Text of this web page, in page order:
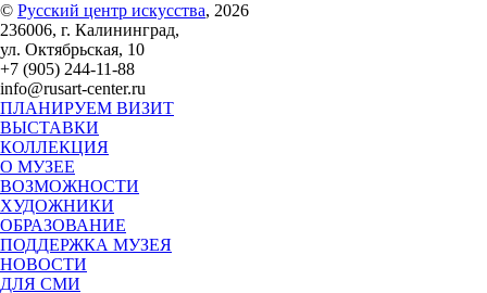
© Русский центр искусства, 2026
236006, г. Калининград,
ул. Октябрьская, 10
+7 (905) 244-11-88
info@rusart-center.ru
ПЛАНИРУЕМ ВИЗИТ
ВЫСТАВКИ
КОЛЛЕКЦИЯ
О МУЗЕЕ
ВОЗМОЖНОСТИ
ХУДОЖНИКИ
ОБРАЗОВАНИЕ
ПОДДЕРЖКА МУЗЕЯ
НОВОСТИ
ДЛЯ СМИ